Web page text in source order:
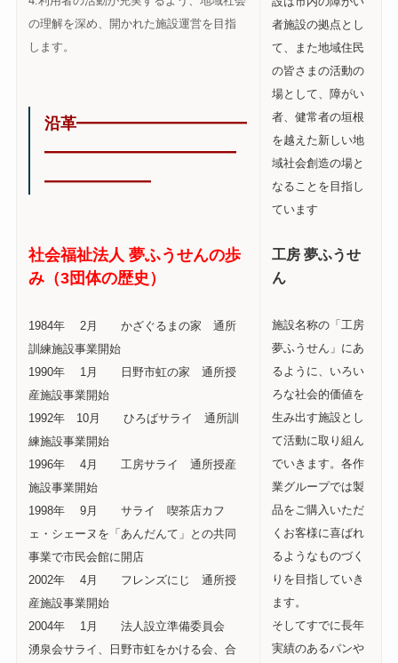
の理解を深め、開かれた施設運営を目指
します。
沿革――――――――
―――――――――
―――――
社会福祉法人 夢ふうせんの歩
み（3団体の歴史）
1984年 2月 かざぐるまの家 通所
訓練施設事業開始
1990年 1月 日野市虹の家 通所授
産施設事業開始
1992年 10月 ひろばサライ 通所訓
練施設事業開始
1996年 4月 工房サライ 通所授産
施設事業開始
1998年 9月 サライ 喫茶店カフ
ェ・シェーヌを「あんだんて」との共同
事業で市民会館に開店
2002年 4月 フレンズにじ 通所授
産施設事業開始
2004年 1月 法人設立準備委員会
湧泉会サライ、日野市虹をかける会、合
者施設の拠点とし
て、また地域住民
の皆さまの活動の
場として、障がい
者、健常者の垣根
を越えた新しい地
域社会創造の場と
なることを目指し
ています
工房 夢ふうせ
ん
施設名称の「工房
夢ふうせん」にあ
るように、いろい
ろな社会的価値を
生み出す施設とし
て活動に取り組ん
でいきます。各作
業グループでは製
品をご購入いただ
くお客様に喜ばれ
るようなものづく
りを目指していき
ます。
そしてすでに長年
実績のあるパンや